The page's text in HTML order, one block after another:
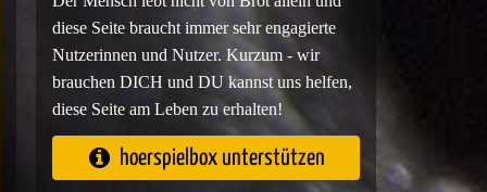
diese Seite braucht immer sehr engagierte
Nutzerinnen und Nutzer. Kurzum - wir
brauchen DICH und DU kannst uns helfen,
diese Seite am Leben zu erhalten!
hoerspielbox unterstützen